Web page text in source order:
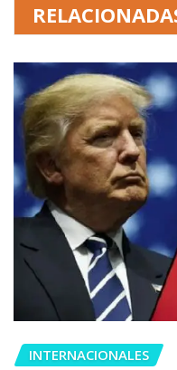
INTERNACIONALES